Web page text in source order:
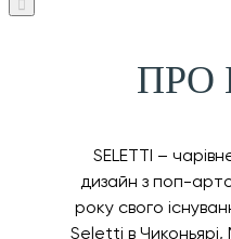
ПРО
SELETTI –
дизайн з поп-
року свого
Seletti в